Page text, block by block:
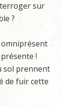
sur
?
!
sol prennent
de fuir cette